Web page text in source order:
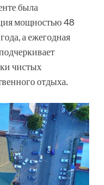
была
мощностью 48
а ежегодная
чистых
отдыха.